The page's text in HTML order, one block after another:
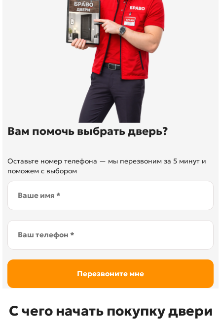
Вам помочь выбрать дверь?
Оставьте номер телефона — мы перезвоним за 5 минут и
поможем с выбором
С чего начать покупку двери